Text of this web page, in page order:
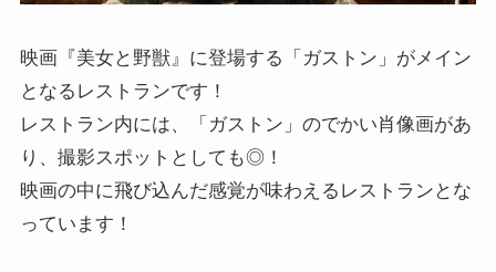
映画『美女と野獣』に登場する「ガストン」がメイン
となるレストランです！
レストラン内には、「ガストン」のでかい肖像画があ
り、撮影スポットとしても◎！
映画の中に飛び込んだ感覚が味わえるレストランとな
っています！